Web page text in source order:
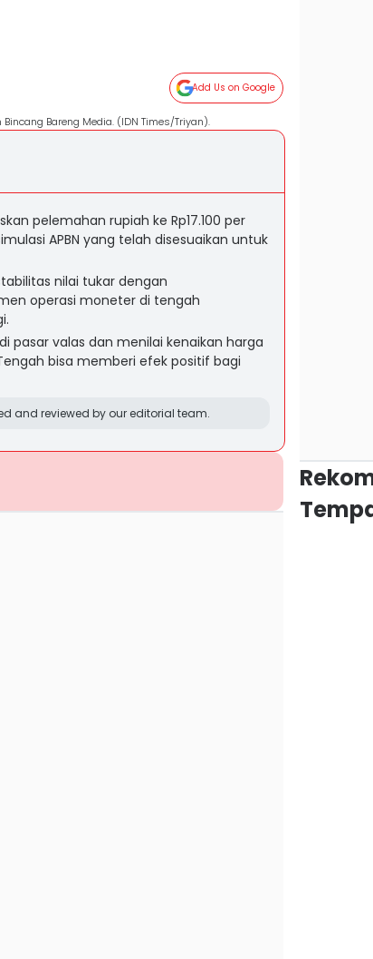
Add Us on Google
Bareng Media. (IDN Times/Triyan).
pelemahan rupiah ke Rp17.100 per
APBN yang telah disesuaikan untuk
nilai tukar dengan
operasi moneter di tengah
pasar valas dan menilai kenaikan harga
bisa memberi efek positif bagi
and reviewed by our editorial team.